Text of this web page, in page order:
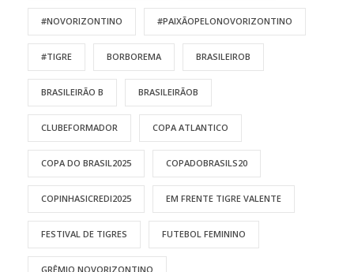
#NOVORIZONTINO #PAIXÃOPELONOVORIZONTINO
#TIGRE BORBOREMA BRASILEIROB
BRASILEIRÃO B BRASILEIRÃOB
CLUBEFORMADOR COPA ATLANTICO
COPA DO BRASIL2025 COPADOBRASILS20
COPINHASICREDI2025 EM FRENTE TIGRE VALENTE
FESTIVAL DE TIGRES FUTEBOL FEMININO
GRÊMIO NOVORIZONTINO